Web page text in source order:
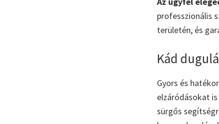
professzionális
területén, és
Kád
Gyors és
elzáródásokat
sürgős